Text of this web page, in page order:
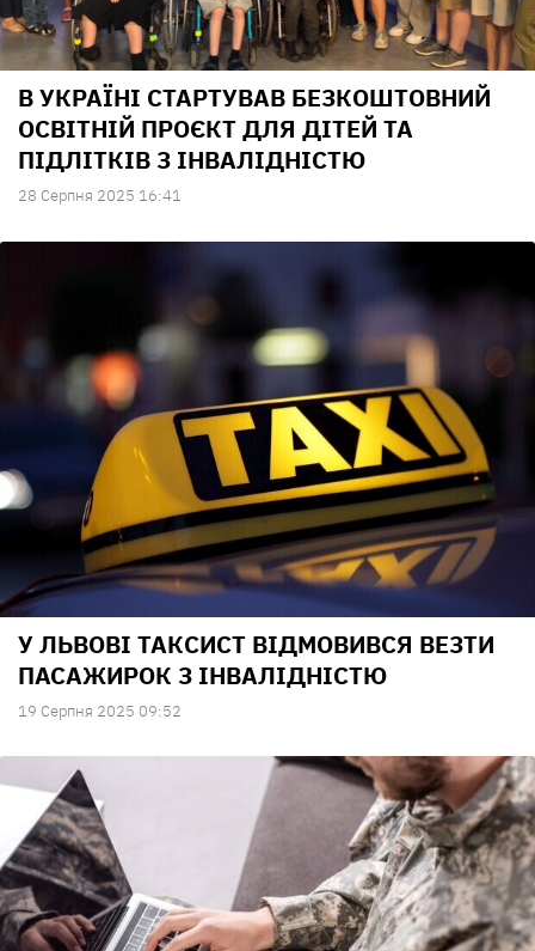
В УКРАЇНІ СТАРТУВАВ БЕЗКОШТОВНИЙ
ОСВІТНІЙ ПРОЄКТ ДЛЯ ДІТЕЙ ТА
ПІДЛІТКІВ З ІНВАЛІДНІСТЮ
28 Серпня 2025 16:41
У ЛЬВОВІ ТАКСИСТ ВІДМОВИВСЯ ВЕЗТИ
ПАСАЖИРОК З ІНВАЛІДНІСТЮ
19 Серпня 2025 09:52